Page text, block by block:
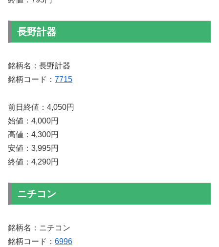
長野計器
銘柄名：長野計器
銘柄コード： 7715
前日終値：4,050円
始値：4,000円
高値：4,300円
安値：3,995円
終値：4,290円
ニチコン
銘柄名：ニチコン
銘柄コード： 6996